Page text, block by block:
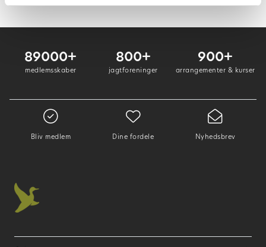
Bliv medlem Dine fordele Nyhedsbrev
89000+
medlemsskaber
800+
jagtforeninger
900+
arrangementer & kurser